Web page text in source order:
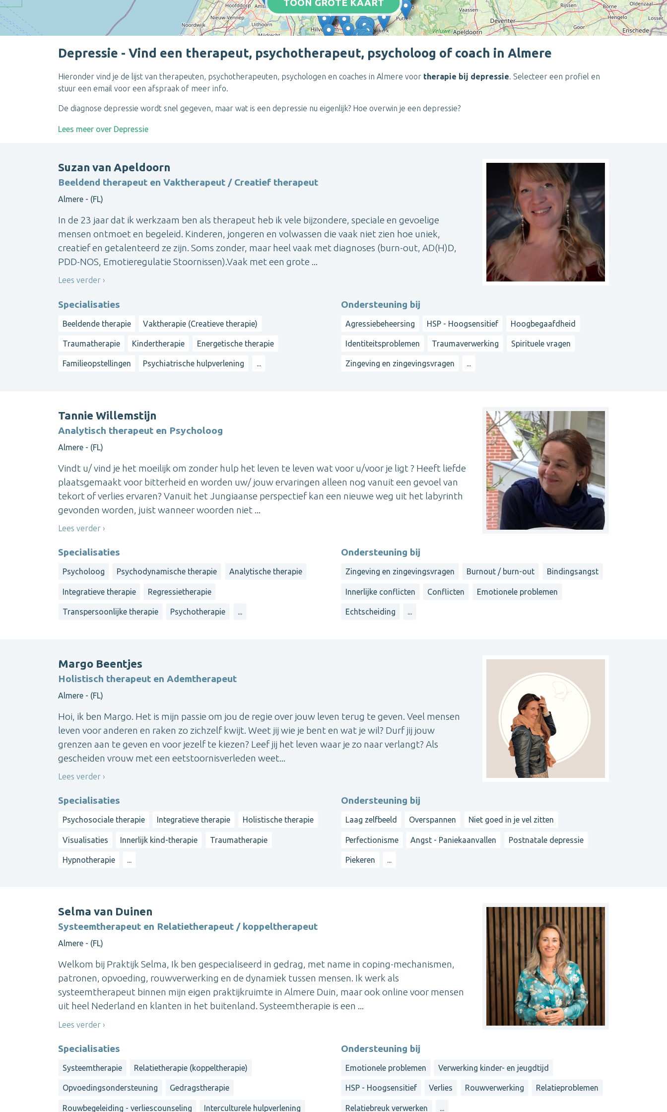
TOON GROTE KAART
Depressie - Vind een therapeut, psychotherapeut, psycholoog of coach in Almere
Hieronder vind je de lijst van therapeuten, psychotherapeuten, psychologen en coaches in Almere voor therapie bij depressie. Selecteer een profiel en
stuur een email voor een afspraak of meer info.
De diagnose depressie wordt snel gegeven, maar wat is een depressie nu eigenlijk? Hoe overwin je een depressie?
Lees meer over Depressie
Suzan van Apeldoorn
Beeldend therapeut en Vaktherapeut / Creatief therapeut
Almere - (FL)
In de 23 jaar dat ik werkzaam ben als therapeut heb ik vele bijzondere, speciale en gevoelige
mensen ontmoet en begeleid. Kinderen, jongeren en volwassen die vaak niet zien hoe uniek,
creatief en getalenteerd ze zijn. Soms zonder, maar heel vaak met diagnoses (burn-out, AD(H)D,
PDD-NOS, Emotieregulatie Stoornissen).Vaak met een grote ...
Lees verder
Specialisaties
Beeldende therapie Vaktherapie (Creatieve therapie)
Traumatherapie Kindertherapie Energetische therapie
Familieopstellingen Psychiatrische hulpverlening ...
Ondersteuning bij
Agressiebeheersing HSP - Hoogsensitief Hoogbegaafdheid
Identiteitsproblemen Traumaverwerking Spirituele vragen
Zingeving en zingevingsvragen ...
Tannie Willemstijn
Analytisch therapeut en Psycholoog
Almere - (FL)
Vindt u/ vind je het moeilijk om zonder hulp het leven te leven wat voor u/voor je ligt ? Heeft liefde
plaatsgemaakt voor bitterheid en worden uw/ jouw ervaringen alleen nog vanuit een gevoel van
tekort of verlies ervaren? Vanuit het Jungiaanse perspectief kan een nieuwe weg uit het labyrinth
gevonden worden, juist wanneer woorden niet ...
Lees verder
Specialisaties
Psycholoog Psychodynamische therapie Analytische therapie
Integratieve therapie Regressietherapie
Transpersoonlijke therapie Psychotherapie ...
Ondersteuning bij
Zingeving en zingevingsvragen Burnout / burn-out Bindingsangst
Innerlijke conflicten Conflicten Emotionele problemen
Echtscheiding ...
Margo Beentjes
Holistisch therapeut en Ademtherapeut
Almere - (FL)
Hoi, ik ben Margo. Het is mijn passie om jou de regie over jouw leven terug te geven. Veel mensen
leven voor anderen en raken zo zichzelf kwijt. Weet jij wie je bent en wat je wil? Durf jij jouw
grenzen aan te geven en voor jezelf te kiezen? Leef jij het leven waar je zo naar verlangt? Als
gescheiden vrouw met een eetstoornisverleden weet...
Lees verder
Specialisaties
Psychosociale therapie Integratieve therapie Holistische therapie
Visualisaties Innerlijk kind-therapie Traumatherapie
Hypnotherapie ...
Ondersteuning bij
Laag zelfbeeld Overspannen Niet goed in je vel zitten
Perfectionisme Angst - Paniekaanvallen Postnatale depressie
Piekeren ...
Selma van Duinen
Systeemtherapeut en Relatietherapeut / koppeltherapeut
Almere - (FL)
Welkom bij Praktijk Selma, Ik ben gespecialiseerd in gedrag, met name in coping-mechanismen,
patronen, opvoeding, rouwverwerking en de dynamiek tussen mensen. Ik werk als
systeemtherapeut binnen mijn eigen praktijkruimte in Almere Duin, maar ook online voor mensen
uit heel Nederland en klanten in het buitenland. Systeemtherapie is een ...
Lees verder
Specialisaties
Systeemtherapie Relatietherapie (koppeltherapie)
Opvoedingsondersteuning Gedragstherapie
Rouwbegeleiding - verliescounseling Interculturele hulpverlening
Ondersteuning bij
Emotionele problemen Verwerking kinder- en jeugdtijd
HSP - Hoogsensitief Verlies Rouwverwerking Relatieproblemen
Relatiebreuk verwerken ...